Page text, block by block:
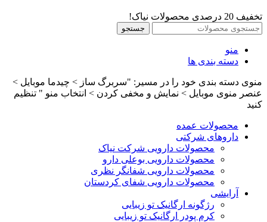
تخفیف 20 درصدی محصولات نیاک!
جستجو
منو
دسته بندی ها
منوی دسته بندی خود را در مسیر: "سربرگ ساز > چیدما موبایل >
عنصر منوی موبایل > نمایش و مخفی کردن > انتخاب منو " تنظیم
کنید
محصولات عمده
داروهای شرکتی
محصولات دارویی شرکت نیاک
محصولات دارویی بوعلی دارو
محصولات دارویی شفانگر نظری
محصولات دارویی شفای کردستان
آرایشی
رژگونه ارگانیک تو زیبایی
کرم پودر ارگانیک تو زیبایی